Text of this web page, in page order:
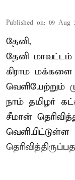
Published on: 09 Aug
தேனி,
தேனி மாவட்டம்
கிராம மக்களை
வெளியேற்றும்
நாம் தமிழர்
சீமான்